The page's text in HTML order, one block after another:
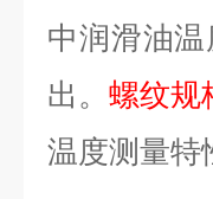
中润滑油
出。 螺纹规
温度测量特